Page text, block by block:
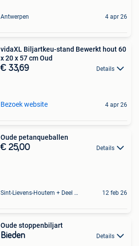
Antwerpen 4 apr 26
vidaXL Biljartkeu-stand Bewerkt hout 60
x 20 x 57 cm Oud
€ 33,69 Details
Bezoek website 4 apr 26
Oude petanqueballen
€ 25,00 Details
Sint-Lievens-Houtem + Deel Oombergen 12 feb 26
Oude stoppenbiljart
Bieden Details